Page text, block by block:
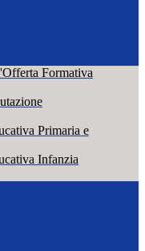
Formativa
Primaria e
Infanzia